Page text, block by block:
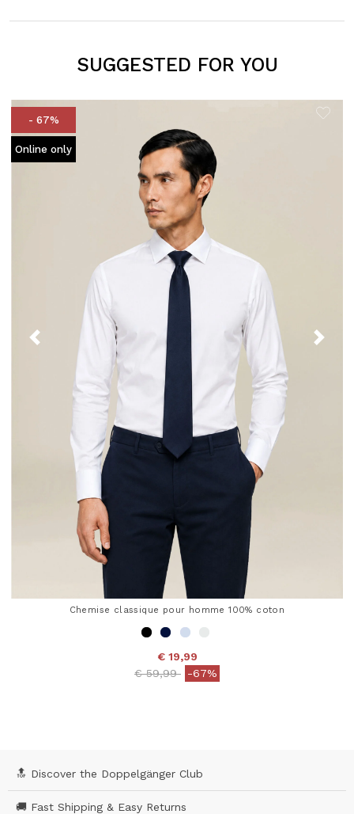
SUGGESTED FOR YOU
- 67%
Online only
Chemise classique pour homme 100% coton
€ 19,99
Price reduced from
€ 59,99to-67%
🔝 Discover the Doppelgänger Club
🚚 Fast Shipping & Easy Returns